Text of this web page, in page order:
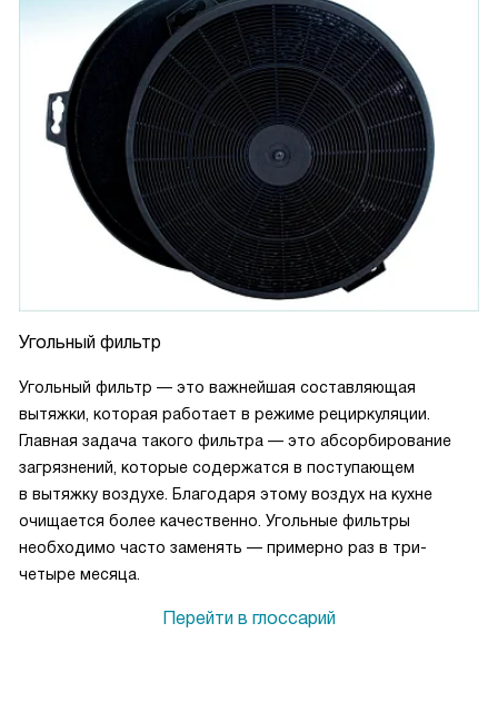
Угольный фильтр
Угольный фильтр — это важнейшая составляющая
вытяжки, которая работает в режиме рециркуляции.
Главная задача такого фильтра — это абсорбирование
загрязнений, которые содержатся в поступающем
в вытяжку воздухе. Благодаря этому воздух на кухне
очищается более качественно. Угольные фильтры
необходимо часто заменять — примерно раз в три-
четыре месяца.
Перейти в глоссарий